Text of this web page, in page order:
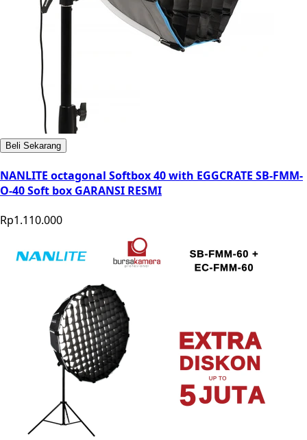
Beli Sekarang
NANLITE octagonal Softbox 40 with EGGCRATE SB-FMM-
O-40 Soft box GARANSI RESMI
Rp1.110.000